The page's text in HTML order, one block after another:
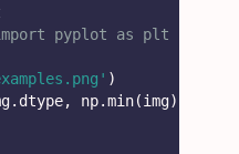
pyplot as plt
)
np.min(img),